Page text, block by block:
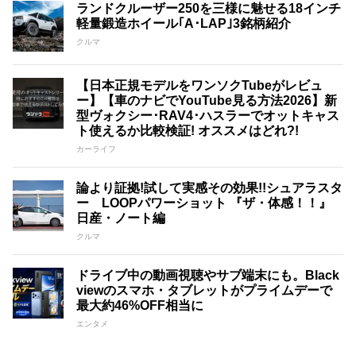
ランドクルーザー250を三様に魅せる18インチ
軽量鍛造ホイール｢A･LAP｣3銘柄紹介
クルマ
【日本正規モデルをワンソクTubeがレビュ
ー】【車のナビでYouTube見る方法2026】新
型ヴォクシー･RAV4･ハスラーでオットキャス
ト使えるか比較検証! オススメはどれ?!
カーライフ
論より証拠!試して実感その効果!!シュアラスタ
ー LOOPパワーショット 『ザ・体感！！』
日産・ノート編
クルマ
ドライブ中の動画視聴やサブ端末にも。Black
viewのスマホ・タブレットがプライムデーで
最大約46%OFF相当に
エンタメ